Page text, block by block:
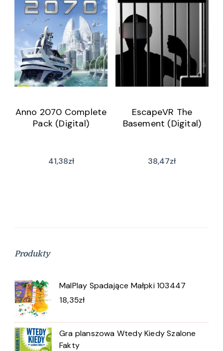
Anno 2070 Complete
Pack (Digital)
41,38zł
EscapeVR The
Basement (Digital)
38,47zł
Produkty
MalPlay Spadające Małpki 103447
18,35zł
Gra planszowa Wtedy Kiedy Szalone
Fakty